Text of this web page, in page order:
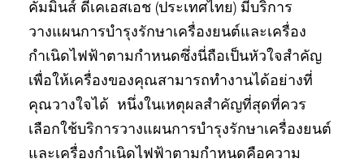
คัมมิ่นส์ ดีเคเอสเอช (ประเทศไทย) มีบริการ
วางแผนการบำรุงรักษาเครื่องยนต์และเครื่อง
กำเนิดไฟฟ้าตามกำหนดซึ่งนี่ถือเป็นหัวใจสำคัญ
เพื่อให้เครื่องของคุณสามารถทำงานได้อย่างที่
คุณวางใจได้ หนึ่งในเหตุผลสำคัญที่สุดที่ควร
เลือกใช้บริการวางแผนการบำรุงรักษาเครื่องยนต์
และเครื่องกำเนิดไฟฟ้าตามกำหนดคือความ